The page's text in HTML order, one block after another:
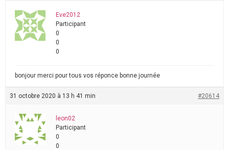
Eve2012
Participant
0
0
0
bonjour merci pour tous vos réponce bonne journée
31 octobre 2020 à 13 h 41 min #20614
leon02
Participant
0
0